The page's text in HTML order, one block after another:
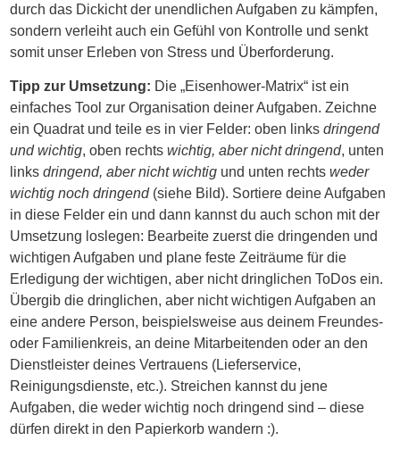
durch das Dickicht der unendlichen Aufgaben zu kämpfen,
sondern verleiht auch ein Gefühl von Kontrolle und senkt
somit unser Erleben von Stress und Überforderung.
Tipp zur Umsetzung: Die „Eisenhower-Matrix“ ist ein
einfaches Tool zur Organisation deiner Aufgaben. Zeichne
ein Quadrat und teile es in vier Felder: oben linksdringend
und wichtig, oben rechtswichtig, aber nicht dringend, unten
linksdringend, aber nicht wichtig und unten rechtsweder
wichtig noch dringend(siehe Bild). Sortiere deine Aufgaben
in diese Felder ein und dann kannst du auch schon mit der
Umsetzung loslegen: Bearbeite zuerst die dringenden und
wichtigen Aufgaben und plane feste Zeiträume für die
Erledigung der wichtigen, aber nicht dringlichen ToDos ein.
Übergib die dringlichen, aber nicht wichtigen Aufgaben an
eine andere Person, beispielsweise aus deinem Freundes-
oder Familienkreis, an deine Mitarbeitenden oder an den
Dienstleister deines Vertrauens (Lieferservice,
Reinigungsdienste, etc.). Streichen kannst du jene
Aufgaben, die weder wichtig noch dringend sind – diese
dürfen direkt in den Papierkorb wandern :).